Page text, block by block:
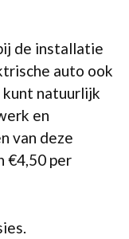
de installatie
auto ook
kunt natuurlijk
en
van deze
€4,50 per